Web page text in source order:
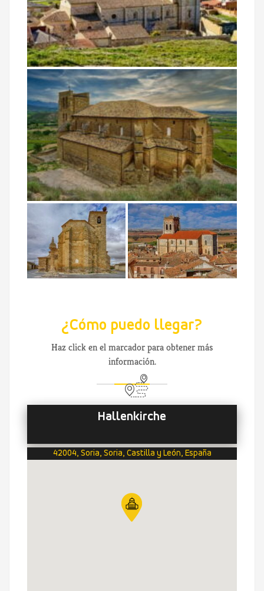
¿Cómo puedo llegar?
Haz click en el marcador para obtener más
información.
Hallenkirche
42004, Soria, Soria, Castilla y León, España